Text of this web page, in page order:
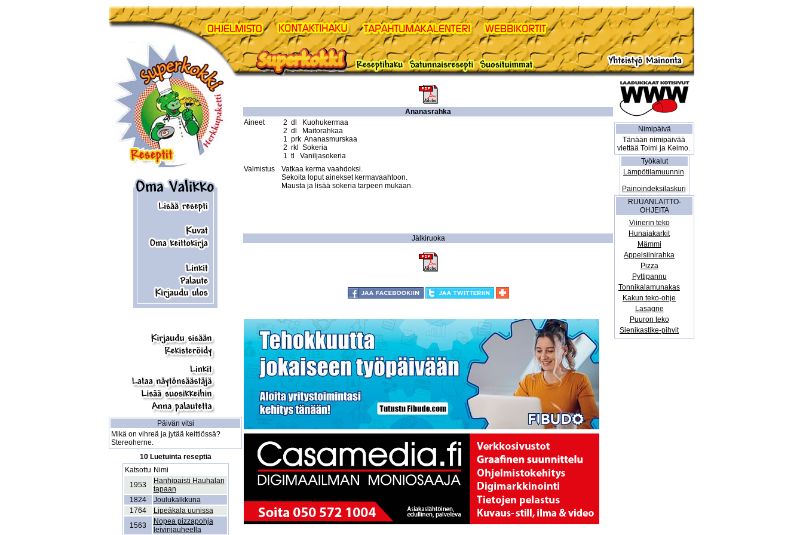
Päivän vitsi
Mikä on vihreä ja jytää keittiössä?
Stereoherne.
10 Luetuinta reseptiä
Katsottu Nimi
1953
Hanhipaisti Hauhalan
tapaan
1824
Joulukalkkuna
1764
Lipeäkala uunissa
1563
Nopea pizzapohja
leivinjauheella
Ananasrahka
Aineet
1  tl   Vaniljasokeria
Valmistus
Vatkaa kerma vaahdoksi.
Sekoita loput ainekset kermavaahtoon.
Mausta ja lisää sokeria tarpeen mukaan.
Jälkiruoka
Nimipäivä
Tänään nimipäivää
viettää Toimi ja Keimo.
Työkalut
Lämpötilamuunnin
Painoindeksilaskuri
RUUANLAITTO-
OHJEITA
Viinerin teko
Hunajakarkit
Mämmi
Appelsiinirahka
Pizza
Pyttipannu
Tonnikalamunakas
Kakun teko-ohje
Lasagne
Puuron teko
Sienikastike-pihvit